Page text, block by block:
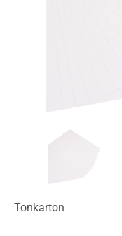
Tonkarton